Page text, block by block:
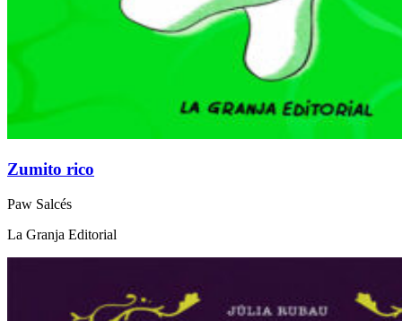
Zumito rico
Paw Salcés
La Granja Editorial